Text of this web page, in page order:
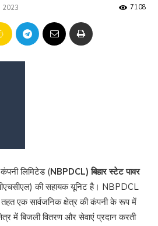
2023 7108
कंपनी लिमिटेड (NBPDCL)बिहार स्टेट पावर
की सहायक यूनिट है। NBPDCL
एक सार्वजनिक क्षेत्र की कंपनी के रूप में
में बिजली वितरण और सेवाएं प्रदान करती